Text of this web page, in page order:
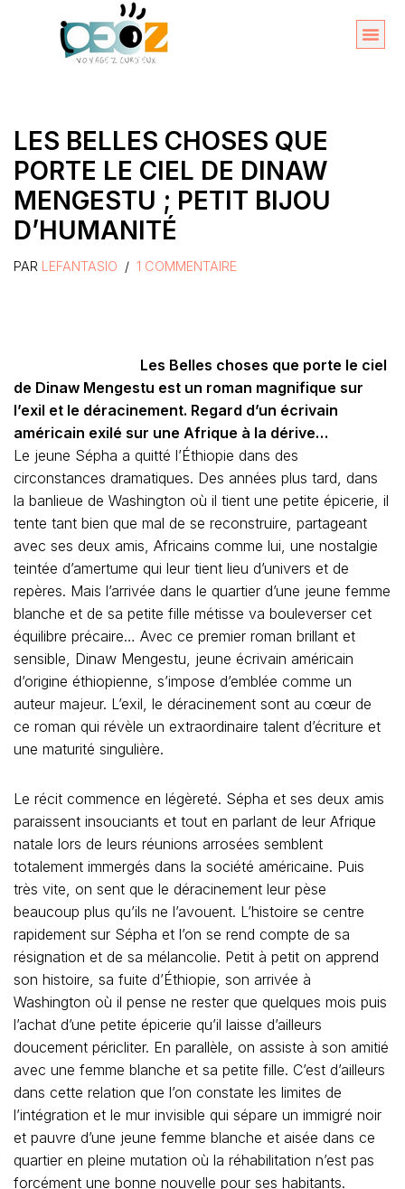
LES BELLES CHOSES QUE
PORTE LE CIEL DE DINAW
MENGESTU ; PETIT BIJOU
D’HUMANITÉ
PAR LEFANTASIO 1 COMMENTAIRE
Les Belles choses que porte le ciel
de Dinaw Mengestu est un roman magnifique sur
l’exil et le déracinement. Regard d’un écrivain
américain exilé sur une Afrique à la dérive…
Le jeune Sépha a quitté l’Éthiopie dans des
circonstances dramatiques. Des années plus tard, dans
la banlieue de Washington où il tient une petite épicerie, il
tente tant bien que mal de se reconstruire, partageant
avec ses deux amis, Africains comme lui, une nostalgie
teintée d’amertume qui leur tient lieu d’univers et de
repères. Mais l’arrivée dans le quartier d’une jeune femme
blanche et de sa petite fille métisse va bouleverser cet
équilibre précaire… Avec ce premier roman brillant et
sensible, Dinaw Mengestu, jeune écrivain américain
d’origine éthiopienne, s’impose d’emblée comme un
auteur majeur. L’exil, le déracinement sont au cœur de
ce roman qui révèle un extraordinaire talent d’écriture et
une maturité singulière.
Le récit commence en légèreté. Sépha et ses deux amis
paraissent insouciants et tout en parlant de leur Afrique
natale lors de leurs réunions arrosées semblent
totalement immergés dans la société américaine. Puis
très vite, on sent que le déracinement leur pèse
beaucoup plus qu’ils ne l’avouent. L’histoire se centre
rapidement sur Sépha et l’on se rend compte de sa
résignation et de sa mélancolie. Petit à petit on apprend
son histoire, sa fuite d’Éthiopie, son arrivée à
Washington où il pense ne rester que quelques mois puis
l’achat d’une petite épicerie qu’il laisse d’ailleurs
doucement péricliter. En parallèle, on assiste à son amitié
avec une femme blanche et sa petite fille. C’est d’ailleurs
dans cette relation que l’on constate les limites de
l’intégration et le mur invisible qui sépare un immigré noir
et pauvre d’une jeune femme blanche et aisée dans ce
quartier en pleine mutation où la réhabilitation n’est pas
forcément une bonne nouvelle pour ses habitants.